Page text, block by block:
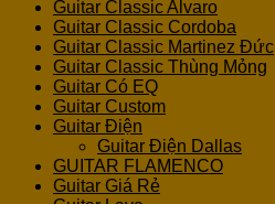
Guitar Classic Alvaro
Guitar Classic Cordoba
Guitar Classic Martinez Đức
Guitar Classic Thùng Mỏng
Guitar Có EQ
Guitar Custom
Guitar Điện
Guitar Điện Dallas
GUITAR FLAMENCO
Guitar Giá Rẻ